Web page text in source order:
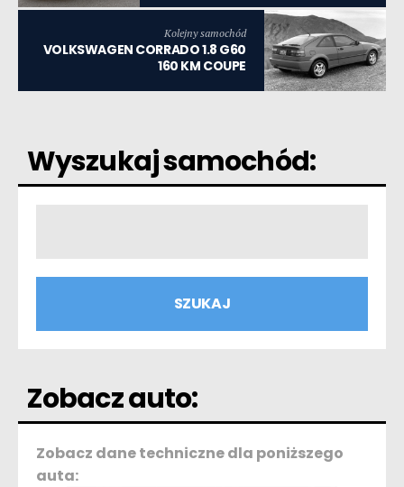
Kolejny samochód
VOLKSWAGEN CORRADO 1.8 G60
160 KM COUPE
Wyszukaj samochód:
Zobacz auto:
Zobacz dane techniczne dla poniższego
auta: